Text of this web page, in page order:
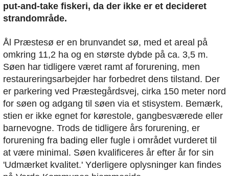
put-and-take fiskeri, da der ikke er et decideret
strandområde.
Ål Præstesø er en brunvandet sø, med et areal på
omkring 11,2 ha og en største dybde på ca. 3,5 m.
Søen har tidligere været ramt af forurening, men
restaureringsarbejder har forbedret dens tilstand. Der
er parkering ved Præstegårdsvej, cirka 150 meter nord
for søen og adgang til søen via et stisystem. Bemærk,
stien er ikke egnet for kørestole, gangbesværede eller
barnevogne. Trods de tidligere års forurening, er
forurening fra bading eller fugle i området vurderet til
at være minimal. Søen kvalificeres år efter år for sin
'Udmærket kvalitet.' Yderligere oplysninger kan findes